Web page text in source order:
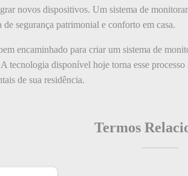
novos dispositivos. Um sistema de
de segurança patrimonial e conforto em casa.
encaminhado para criar um sistema de
tecnologia disponível hoje torna esse
de sua residência.
Termos